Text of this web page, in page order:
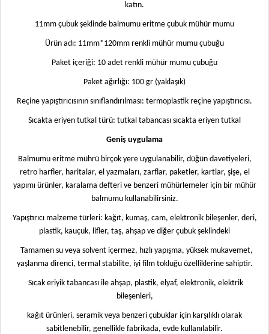
katın.
11mm çubuk şeklinde balmumu eritme çubuk mühür mumu
Ürün adı: 11mm*120mm renkli mühür mumu çubuğu
Paket içeriği: 10 adet renkli mühür mumu çubuğu
Paket ağırlığı: 100 gr (yaklaşık)
Reçine yapıştırıcısının sınıflandırılması: termoplastik reçine yapıştırıcısı.
Sıcakta eriyen tutkal türü: tutkal tabancası sıcakta eriyen tutkal
Geniş uygulama
Balmumu eritme mührü birçok yere uygulanabilir, düğün davetiyeleri,
retro harfler, haritalar, el yazmaları, zarflar, paketler, kartlar, şişe, el
yapımı ürünler, karalama defteri ve benzeri mühürlemeler için bir mühür
balmumu kullanabilirsiniz.
Yapıştırıcı malzeme türleri: kağıt, kumaş, cam, elektronik bileşenler, deri,
plastik, kauçuk, lifler, taş, ahşap ve diğer çubuk şeklindeki
Tamamen su veya solvent içermez, hızlı yapışma, yüksek mukavemet,
yaşlanma direnci, termal stabilite, iyi film tokluğu özelliklerine sahiptir.
Sıcak eriyik tabancası ile ahşap, plastik, elyaf, elektronik, elektrik
bileşenleri,
kağıt ürünleri, seramik veya benzeri çubuklar için karşılıklı olarak
sabitlenebilir, genellikle fabrikada, evde kullanılabilir.